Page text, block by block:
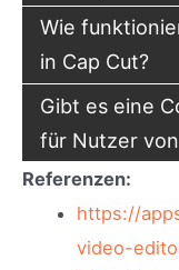
Wie
in Cap Cut?
Gibt es eine
für Nutzer
Referenzen:
https://
video-